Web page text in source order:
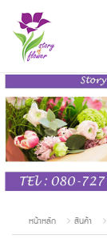
หน้าหลัก สินค้า